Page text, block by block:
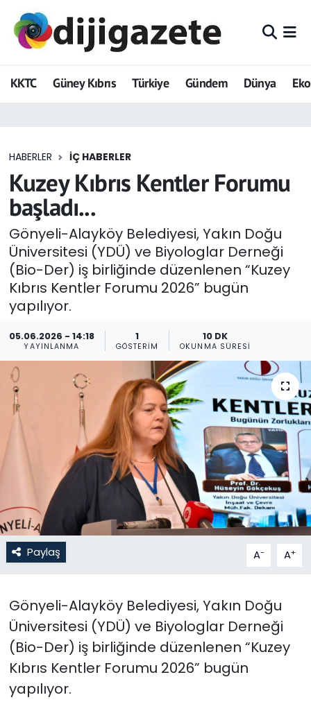
KKTC Güney Kıbrıs Türkiye Gündem Dünya
HABERLER İÇ HABERLER
Kuzey Kıbrıs Kentler Forumu
başladı...
Gönyeli-Alayköy Belediyesi, Yakın Doğu
Üniversitesi (YDÜ) ve Biyologlar Derneği
(Bio-Der) iş birliğinde düzenlenen “Kuzey
Kıbrıs Kentler Forumu 2026” bugün
yapılıyor.
05.06.2026 - 14:18
YAYINLANMA
1
GÖSTERIM
10 DK
OKUNMA SÜRESI
Paylaş A- A+
Gönyeli-Alayköy Belediyesi, Yakın Doğu
Üniversitesi (YDÜ) ve Biyologlar Derneği
(Bio-Der) iş birliğinde düzenlenen “Kuzey
Kıbrıs Kentler Forumu 2026” bugün
yapılıyor.
ADVERTORIAL
Dijigazete
Eğitim
Ekonomi
Foto Galeri
GEZİ
Güncel
Gündem
KKTC YEREL SEÇİM 2018
Kültür Sanat
Magazin
Moda
Nöbetçi Eczaneler
Politika
SAĞLIK
Spor
Hava Durumu
Trafik Durumu
Tüm Manşetler
Son Dakika Haberleri
Haber Arşivi